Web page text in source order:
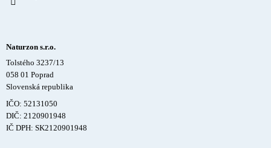
Naturzon s.r.o.
Tolstého 3237/13
058 01 Poprad
Slovenská republika
IČO: 52131050
DIČ: 2120901948
IČ DPH: SK2120901948